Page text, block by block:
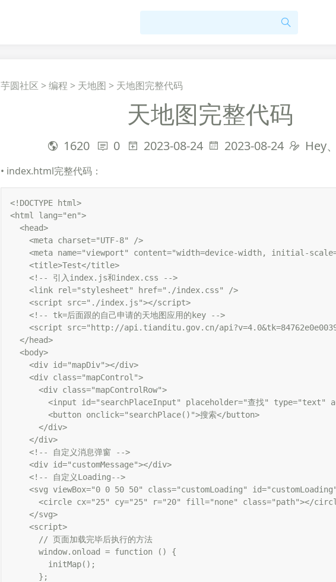
芋圆社区 >编程 > 天地图 > 天地图完整代码
天地图完整代码
1620 0 2023-08-24 2023-08-24 Hey
• index.html完整代码：
<!DOCTYPE html>
<html lang="en">
  <head>
    <meta charset="UTF-8" />
<meta name="viewport" content="width=device-width, initial-
    <title>Test</title>
    <!-- 引入index.js和index.css -->
    <link rel="stylesheet" href="./index.css" />
    <script src="./index.js"></script>
    <!-- tk=后面跟的自己申请的天地图应用的key -->
<script src="http://api.tianditu.gov.cn/
  </head>
  <body>
    <div id="mapDiv"></div>
    <div class="mapControl">
      <div class="mapControlRow">
<input id="searchPlaceInput" placeholder="查找" type="text"
        <button onclick="searchPlace()">搜索</button>
      </div>
    </div>
    <!-- 自定义消息弹窗 -->
    <div id="customMessage"></div>
    <!-- 自定义Loading-->
<svg viewBox="0 0 50 50" class="customLoading"
<circle cx="25" cy="25" r="20" fill="none" class="path"></
    </svg>
    <script>
      // 页面加载完毕后执行的方法
      window.onload = function () {
        initMap();
      };